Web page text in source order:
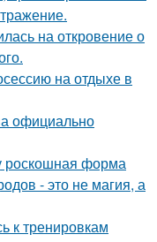
на откровение о
на отдыхе в
официально
роскошная форма
- это не магия, а
к тренировкам